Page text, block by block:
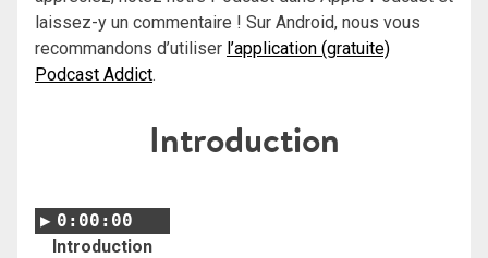
laissez-y un commentaire ! Sur Android, nous vous
recommandons d’utiliser l’application (gratuite)
Podcast Addict.
Introduction
0:00:00
Introduction